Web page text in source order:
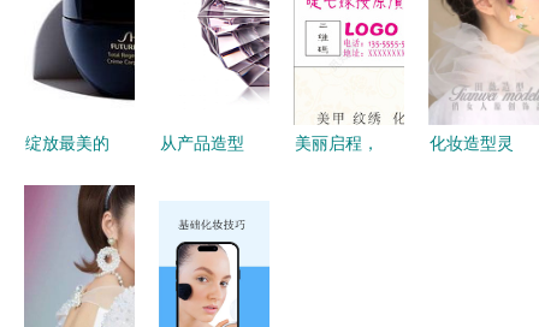
的全面升级
造型
特美学
绽放最美的
妆广告设
计，为爱加
从产品造型
美学设计的
跨界融合与
艺术表达
美丽启程，
化妆造型灵